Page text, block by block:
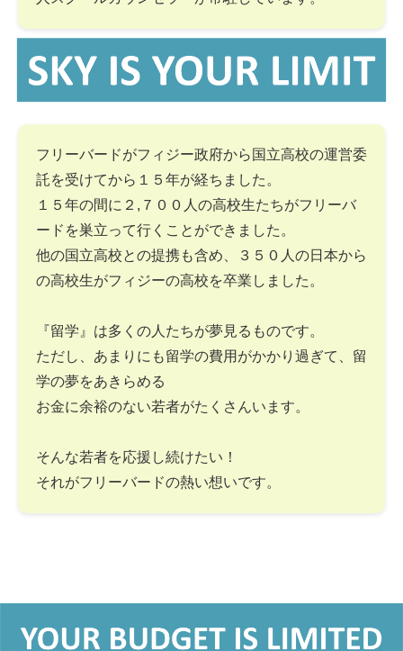
フリーバードがフィジー政府から国立高校の運営委
託を受けてから１５年が経ちました。
１５年の間に２,７００人の高校生たちがフリーバ
ードを巣立って行くことができました。
他の国立高校との提携も含め、３５０人の日本から
の高校生がフィジーの高校を卒業しました。
『留学』は多くの人たちが夢見るものです。
ただし、あまりにも留学の費用がかかり過ぎて、留
学の夢をあきらめる
お金に余裕のない若者がたくさんいます。
そんな若者を応援し続けたい！
それがフリーバードの熱い想いです。